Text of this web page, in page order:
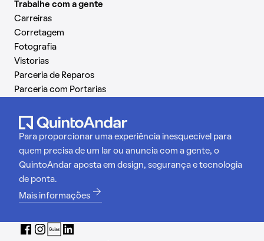
Trabalhe com a gente
Carreiras
Corretagem
Fotografia
Vistorias
Parceria de Reparos
Parceria com Portarias
Para proporcionar uma experiência inesquecível para
quem precisa de um lar ou anuncia com a gente, o
QuintoAndar aposta em design, segurança e tecnologia
de ponta.
Mais informações